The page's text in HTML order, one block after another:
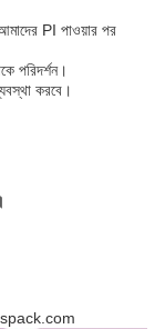
PI পাওয়ার পর
পরিদর্শন।
করবে।